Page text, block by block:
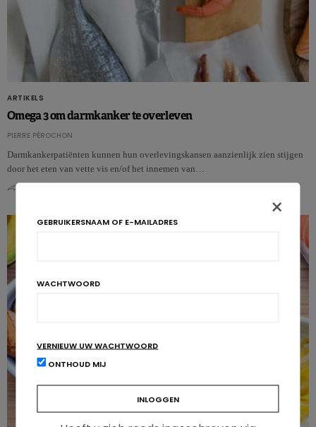
ARTIKELS
Omega 3 om darmkanker te overleven
PIERRE PÉROCHON
Darmkankerpatiënten kunnen hun overlevingskansen aanzienlijk zien stijgen
door het eten van vette vis en/of het innemen van…
×
GEBRUIKERSNAAM OF E-MAILADRES
WACHTWOORD
VERNIEUW UW WACHTWOORD
ONTHOUD MIJ